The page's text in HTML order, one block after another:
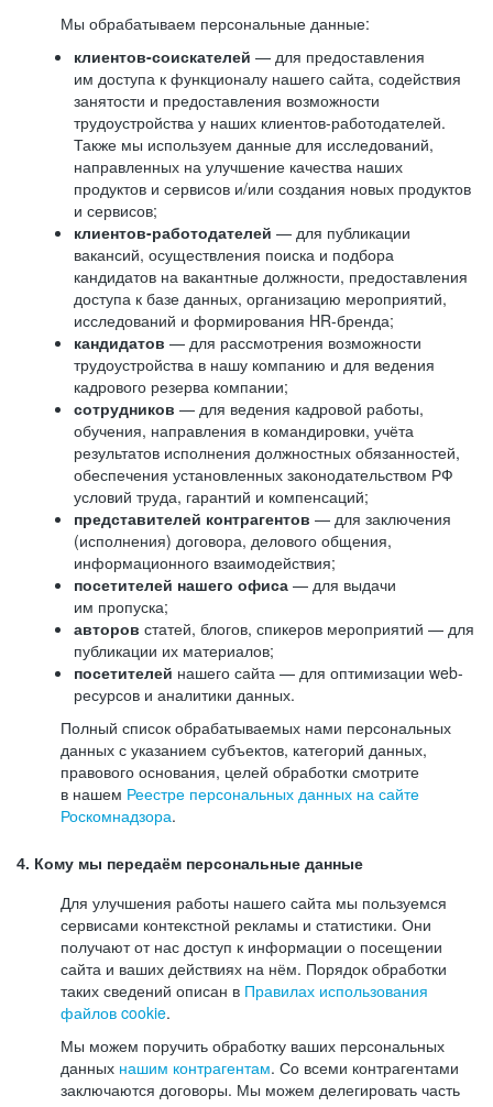
Мы обрабатываем персональные данные:
клиентов-соискателей — для предоставления
им доступа к функционалу нашего сайта, содействия
занятости и предоставления возможности
трудоустройства у наших клиентов-работодателей.
Также мы используем данные для исследований,
направленных на улучшение качества наших
продуктов и сервисов и/или создания новых продуктов
и сервисов;
клиентов-работодателей — для публикации
вакансий, осуществления поиска и подбора
кандидатов на вакантные должности, предоставления
доступа к базе данных, организацию мероприятий,
исследований и формирования HR-бренда;
кандидатов — для рассмотрения возможности
трудоустройства в нашу компанию и для ведения
кадрового резерва компании;
сотрудников — для ведения кадровой работы,
обучения, направления в командировки, учёта
результатов исполнения должностных обязанностей,
обеспечения установленных законодательством РФ
условий труда, гарантий и компенсаций;
представителей контрагентов — для заключения
(исполнения) договора, делового общения,
информационного взаимодействия;
посетителей нашего офиса — для выдачи
им пропуска;
авторов статей, блогов, спикеров мероприятий — для
публикации их материалов;
посетителей нашего сайта — для оптимизации web-
ресурсов и аналитики данных.
Полный список обрабатываемых нами персональных
данных с указанием субъектов, категорий данных,
правового основания, целей обработки смотрите
в нашем Реестре персональных данных на сайте
Роскомнадзора.
4. Кому мы передаём персональные данные
Для улучшения работы нашего сайта мы пользуемся
сервисами контекстной рекламы и статистики. Они
получают от нас доступ к информации о посещении
сайта и ваших действиях на нём. Порядок обработки
таких сведений описан в Правилах использования
файлов cookie.
Мы можем поручить обработку ваших персональных
данных нашим контрагентам. Со всеми контрагентами
заключаются договоры. Мы можем делегировать часть